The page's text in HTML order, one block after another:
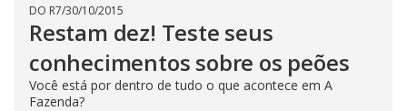
DO R7/30/10/2015
Restam dez! Teste seus
conhecimentos sobre os peões
Você está por dentro de tudo o que acontece em A
Fazenda?